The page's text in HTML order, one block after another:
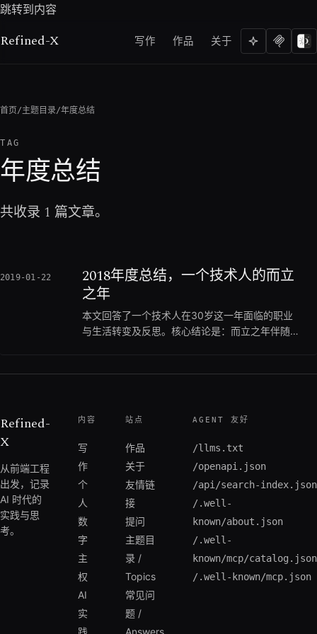
跳转到内容
Refined-X 写作 作品 关于
首页/主题目录/年度总结
TAG
年度总结
共收录 1 篇文章。
2019-01-22
2018年度总结，一个技术人的而立
之年
本文回答了一个技术人在30岁这一年面临的职业
与生活转变及反思。核心结论是：而立之年伴随着
源、知识付费）和理财等途径建立护城河。如果你
品牌塑造和生活感悟的真实经验；但如果你的目的
读。
Refined-
X
从前端工程
出发，记录
AI 时代的
实践与思
考。
内容
写
作
个
人
数
字
主
权
AI
实
践
站点
作品
关于
友情链
接
提问
主题目
录 /
Topics
常见问
题 /
Answers
AGENT 友好
/llms.txt
/openapi.json
/api/search-index.json
/.well-
known/about.json
/.well-
known/mcp/catalog.json
/.well-known/mcp.json